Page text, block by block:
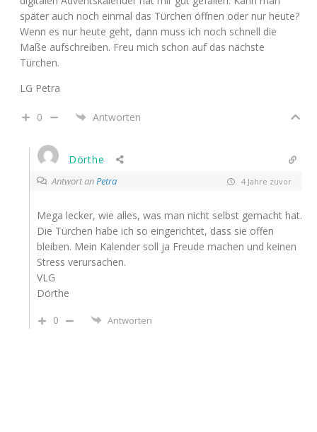
später auch noch einmal das Türchen öffnen oder nur heute?
Wenn es nur heute geht, dann muss ich noch schnell die
Maße aufschreiben. Freu mich schon auf das nächste
Türchen.
LG Petra
0 Antworten
Dörthe
Antwort anPetra 4 Jahre zuvor
Mega lecker, wie alles, was man nicht selbst gemacht hat.
Die Türchen habe ich so eingerichtet, dass sie offen
bleiben. Mein Kalender soll ja Freude machen und keinen
Stress verursachen.
VLG
Dörthe
0
Antworten